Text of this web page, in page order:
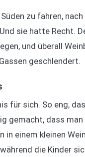
zu fahren,
sie hatte Recht.
und überall
geschlendert.
für sich. So eng,
gemacht, dass
einem kleinen
die Kinder